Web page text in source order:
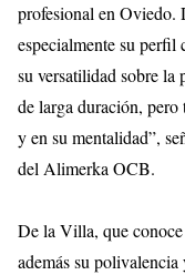
profesional en Oviedo.
especialmente su
su versatilidad sobre la
de larga duración, pero
y en su mentalidad”,
del Alimerka OCB.
De la Villa, que
además su